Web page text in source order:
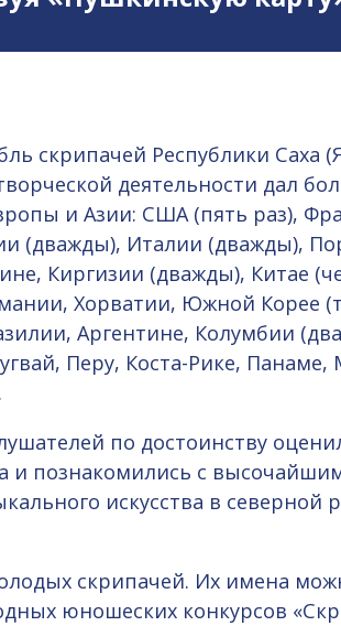
скрипачей Республики Саха
деятельности дал
и Азии: США (пять раз),
(дважды), Италии (дважды),
Киргизии (дважды), Китае
Хорватии, Южной Корее
Аргентине, Колумбии
Перу, Коста-Рике, Панаме,
по достоинству
и познакомились с
искусства в северной
скрипачей. Их имена
юношеских конкурсов